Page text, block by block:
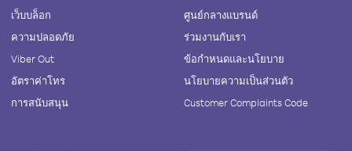
เว็บบล็อก
ความปลอดภัย
Viber Out
อัตราค่าโทร
การสนับสนุน
ศูนย์กลางแบรนด์
ร่วมงานกับเรา
ข้อกำหนดและนโยบาย
นโยบายความเป็นส่วนตัว
Customer Complaints Code